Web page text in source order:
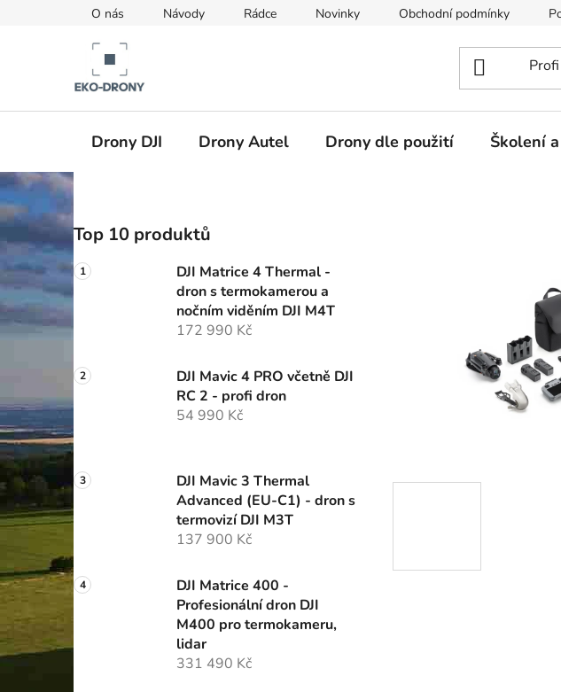
O nás Návody Rádce Novinky Obchodní podmínky
Drony DJI Drony Autel Drony dle použití Školení
o
s
t
r
a
n
í
p
a
n
e
l
Top 10 produktů
DJI Matrice 4 Thermal -
dron s termokamerou a
nočním viděním DJI M4T
172 990 Kč
DJI Mavic 4 PRO včetně DJI
RC 2 - profi dron
54 990 Kč
DJI Mavic 3 Thermal
Advanced (EU-C1) - dron s
termovizí DJI M3T
137 900 Kč
DJI Matrice 400 -
Profesionální dron DJI
M400 pro termokameru,
lidar
331 490 Kč